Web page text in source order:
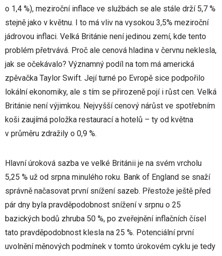
o 1,4 %), meziroční inflace ve službách se ale stále drží 5,7 %
stejně jako v květnu. I to má vliv na vysokou 3,5% meziroční
jádrovou inflaci. Velká Británie není jedinou zemí, kde tento
problém přetrvává. Proč ale cenová hladina v červnu neklesla,
jak se očekávalo? Významný podíl na tom má americká
zpěvačka Taylor Swift. Její turné po Evropě sice podpořilo
lokální ekonomiky, ale s tím se přirozeně pojí i růst cen. Velká
Británie není výjimkou. Nejvyšší cenový nárůst ve spotřebním
koši zaujímá položka restaurací a hotelů – ty od května
v průměru zdražily o 0,9 %.
Hlavní úroková sazba ve velké Británii je na svém vrcholu
5,25 % už od srpna minulého roku. Bank of England se snaží
správně načasovat první snížení sazeb. Přestože ještě před
pár dny byla pravděpodobnost snížení v srpnu o 25
bazických bodů zhruba 50 %, po zveřejnění inflačních čísel
tato pravděpodobnost klesla na 25 %. Potenciální první
uvolnění měnových podmínek v tomto úrokovém cyklu je tedy